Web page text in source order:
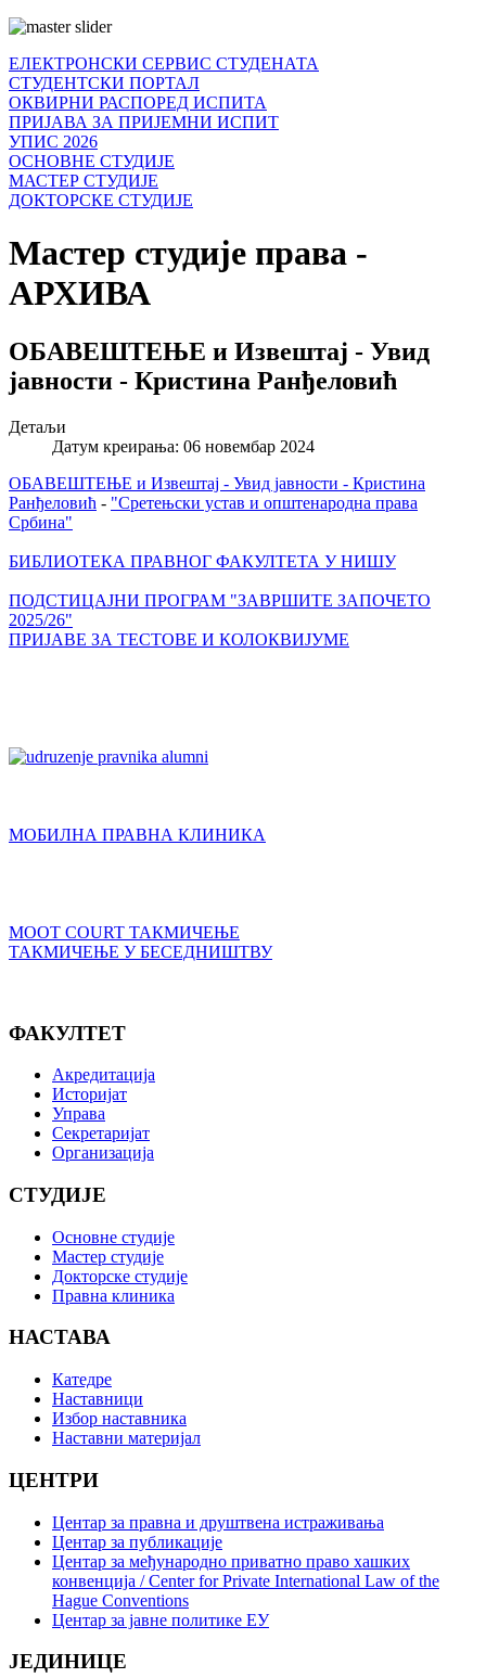
ЕЛЕКТРОНСКИ СЕРВИС СТУДЕНАТА
СТУДЕНТСКИ ПОРТАЛ
ОКВИРНИ РАСПОРЕД ИСПИТА
ПРИЈАВА ЗА ПРИЈЕМНИ ИСПИТ
УПИС 2026
ОСНОВНЕ СТУДИЈЕ
МАСТЕР СТУДИЈЕ
ДОКТОРСКЕ СТУДИЈЕ
Мастер студије права -
АРХИВА
ОБАВЕШТЕЊЕ и Извештај - Увид
јавности - Кристина Ранђеловић
Детаљи
Датум креирања: 06 новембар 2024
ОБАВЕШТЕЊЕ и Извештај - Увид јавности - Кристина
Ранђеловић - "Сретењски устав и општенародна права
Србина"
БИБЛИОТЕКА ПРАВНОГ ФАКУЛТЕТА У НИШУ
ПОДСТИЦАЈНИ ПРОГРАМ "ЗАВРШИТЕ ЗАПОЧЕТО
2025/26"
ПРИЈАВЕ ЗА ТЕСТОВЕ И КОЛОКВИЈУМЕ
МОБИЛНА ПРАВНА КЛИНИКА
MOOT COURT ТАКМИЧЕЊЕ
ТАКМИЧЕЊЕ У БЕСЕДНИШТВУ
ФАКУЛТЕТ
Акредитација
Историјат
Управа
Секретаријат
Организација
СТУДИЈЕ
Основне студије
Мастер студије
Докторске студије
Правна клиника
НАСТАВА
Катедре
Наставници
Избор наставника
Наставни материјал
ЦЕНТРИ
Центар за правна и друштвена истраживања
Центар за публикације
Центар за међународно приватно право хашких
конвенција / Center for Private International Law of the
Hague Conventions
Центар за јавне политике ЕУ
ЈЕДИНИЦЕ